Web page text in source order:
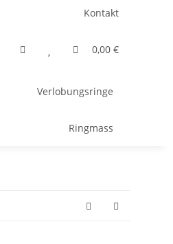
Kontakt
0,00 €
Verlobungsringe
Ringmass